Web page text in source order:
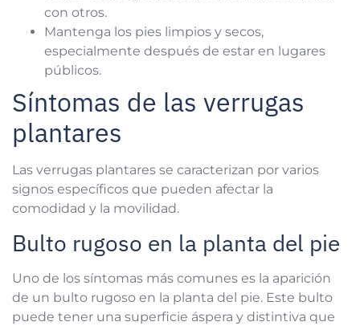
con otros.
Mantenga los pies limpios y secos,
especialmente después de estar en lugares
públicos.
Síntomas de las verrugas
plantares
Las verrugas plantares se caracterizan por varios
signos específicos que pueden afectar la
comodidad y la movilidad.
Bulto rugoso en la planta del pie
Uno de los síntomas más comunes es la aparición
de un bulto rugoso en la planta del pie. Este bulto
puede tener una superficie áspera y distintiva que